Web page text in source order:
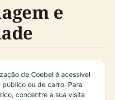
e
de Coebel é acessível
ou de carro. Para
concentre a sua visita